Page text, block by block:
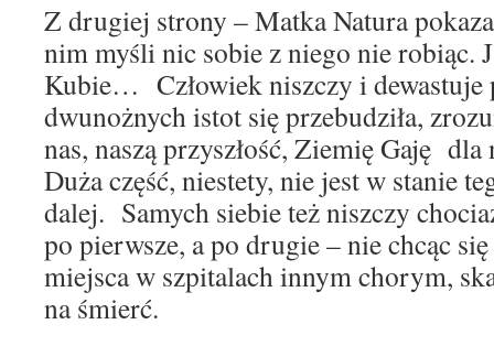
Z drugiej strony – Matka Natura
nim myśli nic sobie z niego nie robiąc.
Kubie… Człowiek niszczy i dewastuje
dwunożnych istot się przebudziła,
nas, naszą przyszłość, Ziemię Gaję
Duża część, niestety, nie jest w stanie
dalej. Samych siebie też niszczy
po pierwsze, a po drugie – nie chcąc
miejsca w szpitalach innym chorym,
na śmierć.